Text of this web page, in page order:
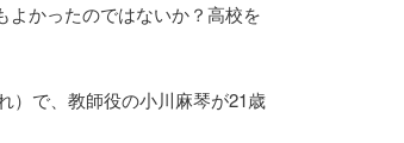
よかったのではないか？高校を
）で、教師役の小川麻琴が21歳